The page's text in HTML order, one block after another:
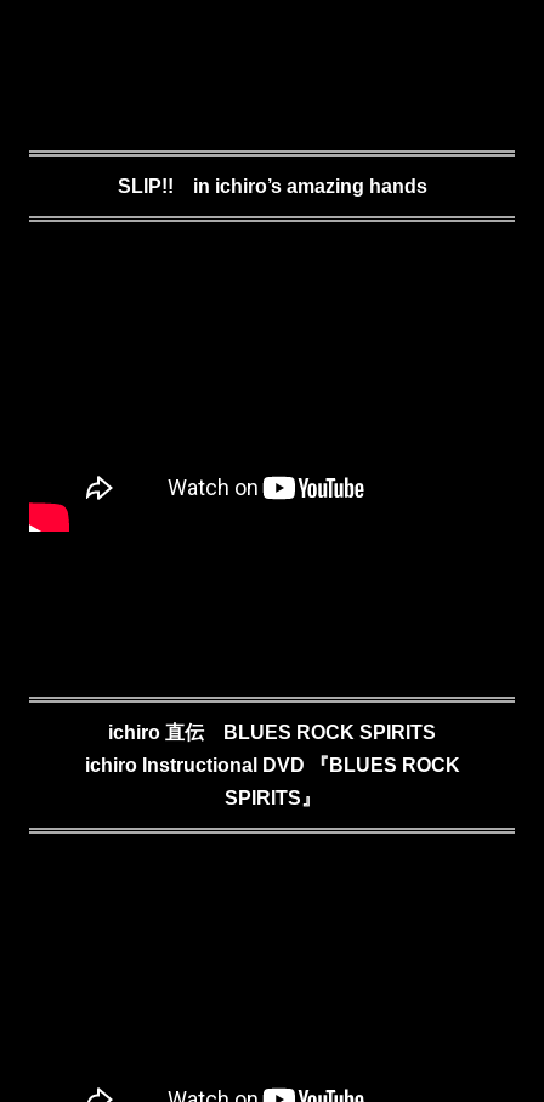
SLIP!! in ichiro’s amazing hands
ichiro 直伝 BLUES ROCK SPIRITS
ichiro Instructional DVD
『BLUES ROCK
SPIRITS』